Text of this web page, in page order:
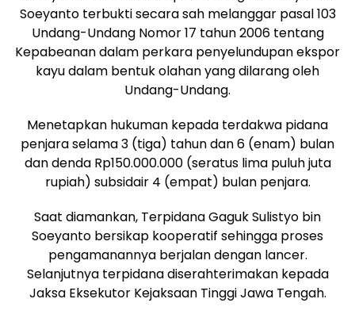
Soeyanto terbukti secara sah melanggar pasal 103
Undang-Undang Nomor 17 tahun 2006 tentang
Kepabeanan dalam perkara penyelundupan ekspor
kayu dalam bentuk olahan yang dilarang oleh
Undang-Undang.
Menetapkan hukuman kepada terdakwa pidana
penjara selama 3 (tiga) tahun dan 6 (enam) bulan
dan denda Rp150.000.000 (seratus lima puluh juta
rupiah) subsidair 4 (empat) bulan penjara.
Saat diamankan, Terpidana Gaguk Sulistyo bin
Soeyanto bersikap kooperatif sehingga proses
pengamanannya berjalan dengan lancer.
Selanjutnya terpidana diserahterimakan kepada
Jaksa Eksekutor Kejaksaan Tinggi Jawa Tengah.